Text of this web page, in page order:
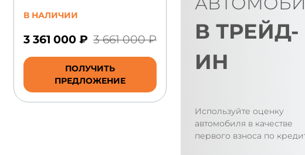
В НАЛИЧИИ
3 361 000 ₽ 3 661 000 ₽
ПОЛУЧИТЬ
ПРЕДЛОЖЕНИЕ
В ТРЕЙД-
ИН
Используйте оценку
автомобиля в качестве
первого взноса по